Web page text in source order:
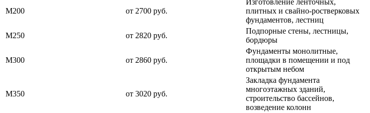
М200 от 2700 руб.
плитных и свайно-ростверковых
фундаментов, лестниц
М250
от 2820 руб.
Подпорные стены, лестницы,
бордюры
М300 от 2860 руб.
Фундаменты монолитные,
площадки в помещении и под
открытым небом
М350 от 3020 руб.
Закладка фундамента
многоэтажных зданий,
строительство бассейнов,
возведение колонн